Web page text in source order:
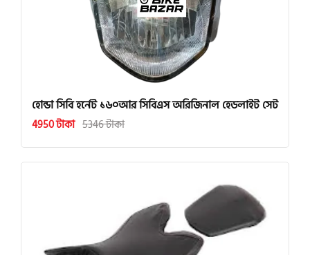
হোন্ডা সিবি হর্নেট ১৬০আর সিবিএস অরিজিনাল হেডলাইট সেট
4950 টাকা 5346 টাকা